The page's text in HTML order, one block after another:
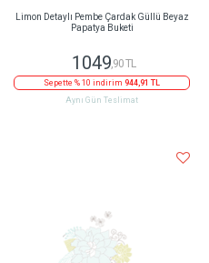
Limon Detaylı Pembe Çardak Güllü Beyaz
Papatya Buketi
1049,90 TL
Sepette % 10 indirim944,91 TL
Aynı Gün Teslimat